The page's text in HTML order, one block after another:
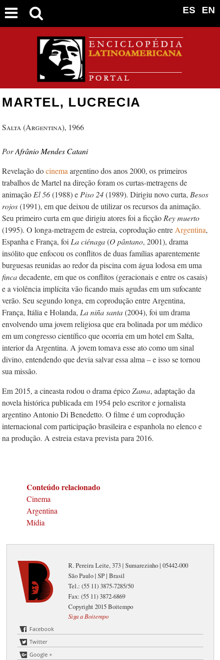
EN
ES
MARTEL, LUCRECIA
Salta (Argentina), 1966
Afrânio Mendes Catani
Revelação docinema argentino dos anos 2000, os primeiros
trabalhos de Martel na direção foram os curtas-metragens de
animação El 56(1988) e Piso 24(1989). Dirigiu novo curta, Besos
rojos(1991), em que deixou de utilizar os recursos da animação.
Seu primeiro curta em que dirigiu atores foi a ficção Rey muerto
(1995). O longa-metragem de estreia, coprodução entre Argentina,
Espanha e França, foi La ciénaga(O pântano, 2001), drama
insólito que enfocou os conflitos de duas famílias aparentemente
burguesas reunidas ao redor da piscina com água lodosa em uma
fincadecadente, em que os conflitos (geracionais e entre os casais)
e a violência implícita vão ficando mais agudas em um sufocante
verão. Seu segundo longa, em coprodução entre Argentina,
França, Itália e Holanda, La niña santa(2004), foi um drama
envolvendo uma jovem religiosa que era bolinada por um médico
em um congresso científico que ocorria em um hotel em Salta,
interior da Argentina. A jovem tomava esse ato como um sinal
divino, entendendo que devia salvar essa alma – e isso se tornou
sua missão.
Em 2015, a cineasta rodou o drama épicoZama, adaptação da
novela histórica publicada em 1954 pelo escritor e jornalista
argentino Antonio Di Benedetto. O filme é um coprodução
internacional com participação brasileira e espanhola no elenco e
na produção. A estreia estava prevista para 2016.
Conteúdo relacionado
Cinema
Argentina
Mídia
R. Pereira Leite, 373 | Sumarezinho | 05442-000
São Paulo | SP | Brasil
Tel.: (55 11) 3875-7285/50
Fax: (55 11) 3872-6869
Copyright 2015 Boitempo
Siga a Boitempo
Facebook
Twitter
Google +